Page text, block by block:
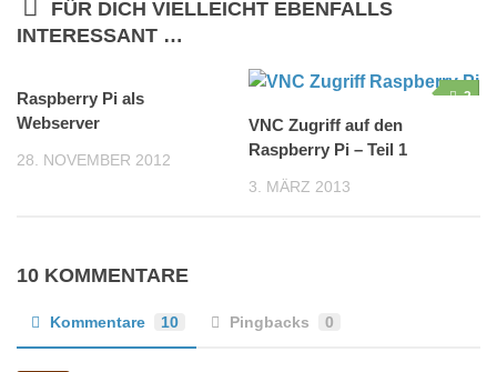
FÜR DICH VIELLEICHT EBENFALLS
INTERESSANT …
Raspberry Pi als
Webserver
28. NOVEMBER 2012
2
VNC Zugriff auf den
Raspberry Pi – Teil 1
3. MÄRZ 2013
10 KOMMENTARE
Kommentare 10 Pingbacks 0